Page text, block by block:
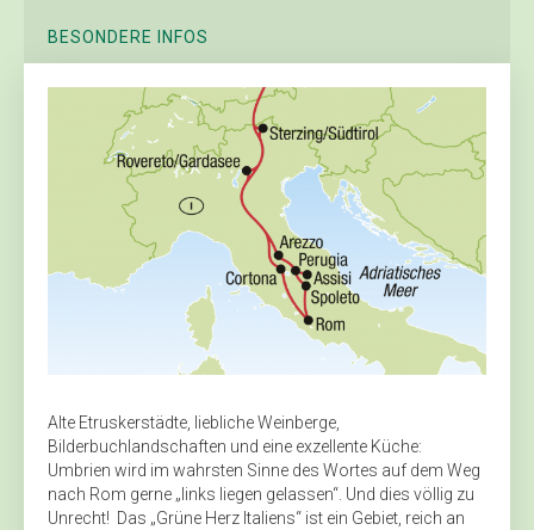
BESONDERE INFOS
Alte Etruskerstädte, liebliche Weinberge,
Bilderbuchlandschaften und eine exzellente Küche:
Umbrien wird im wahrsten Sinne des Wortes auf dem Weg
nach Rom gerne „links liegen gelassen“. Und dies völlig zu
Unrecht! Das „Grüne Herz Italiens“ ist ein Gebiet, reich an